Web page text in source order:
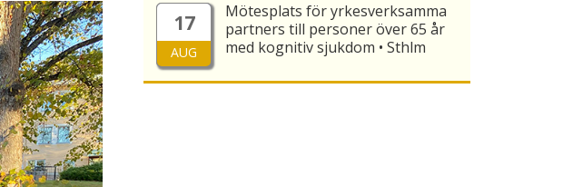
17
AUG
Mötesplats för yrkesverksamma
partners till personer över 65 år
med kognitiv sjukdom • Sthlm